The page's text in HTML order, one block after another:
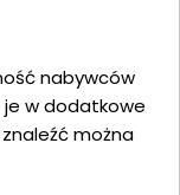
nabywców
je w dodatkowe
można